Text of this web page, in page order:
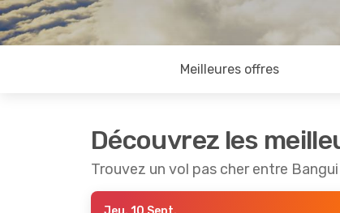
Meilleures offres
Découvrez les
Trouvez un vol pas cher entre